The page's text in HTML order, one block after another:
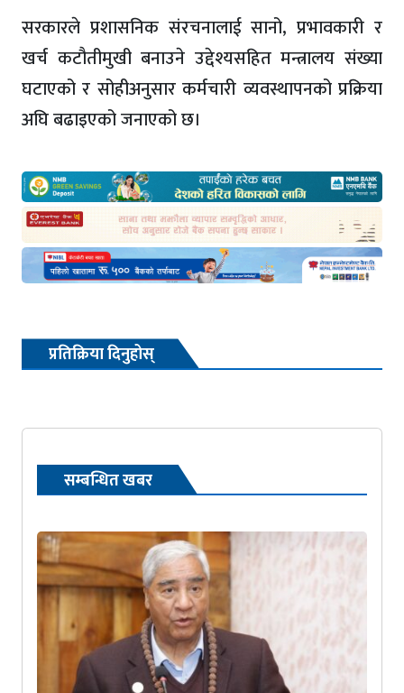
सरकारले प्रशासनिक संरचनालाई सानो, प्रभावकारी र
खर्च कटौतीमुखी बनाउने उद्देश्यसहित मन्त्रालय संख्या
घटाएको र सोहीअनुसार कर्मचारी व्यवस्थापनको प्रक्रिया
अघि बढाइएको जनाएको छ।
प्रतिक्रिया दिनुहोस्
सम्बन्धित खबर